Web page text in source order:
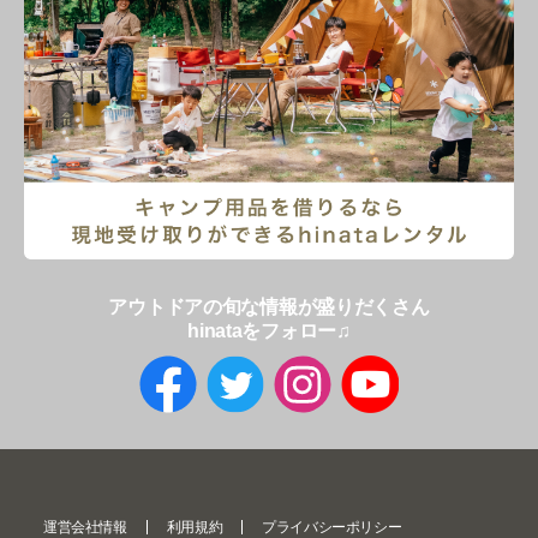
アウトドアの旬な情報が盛りだくさん
hinataをフォロー♫
運営会社情報 利用規約 プライバシーポリシー